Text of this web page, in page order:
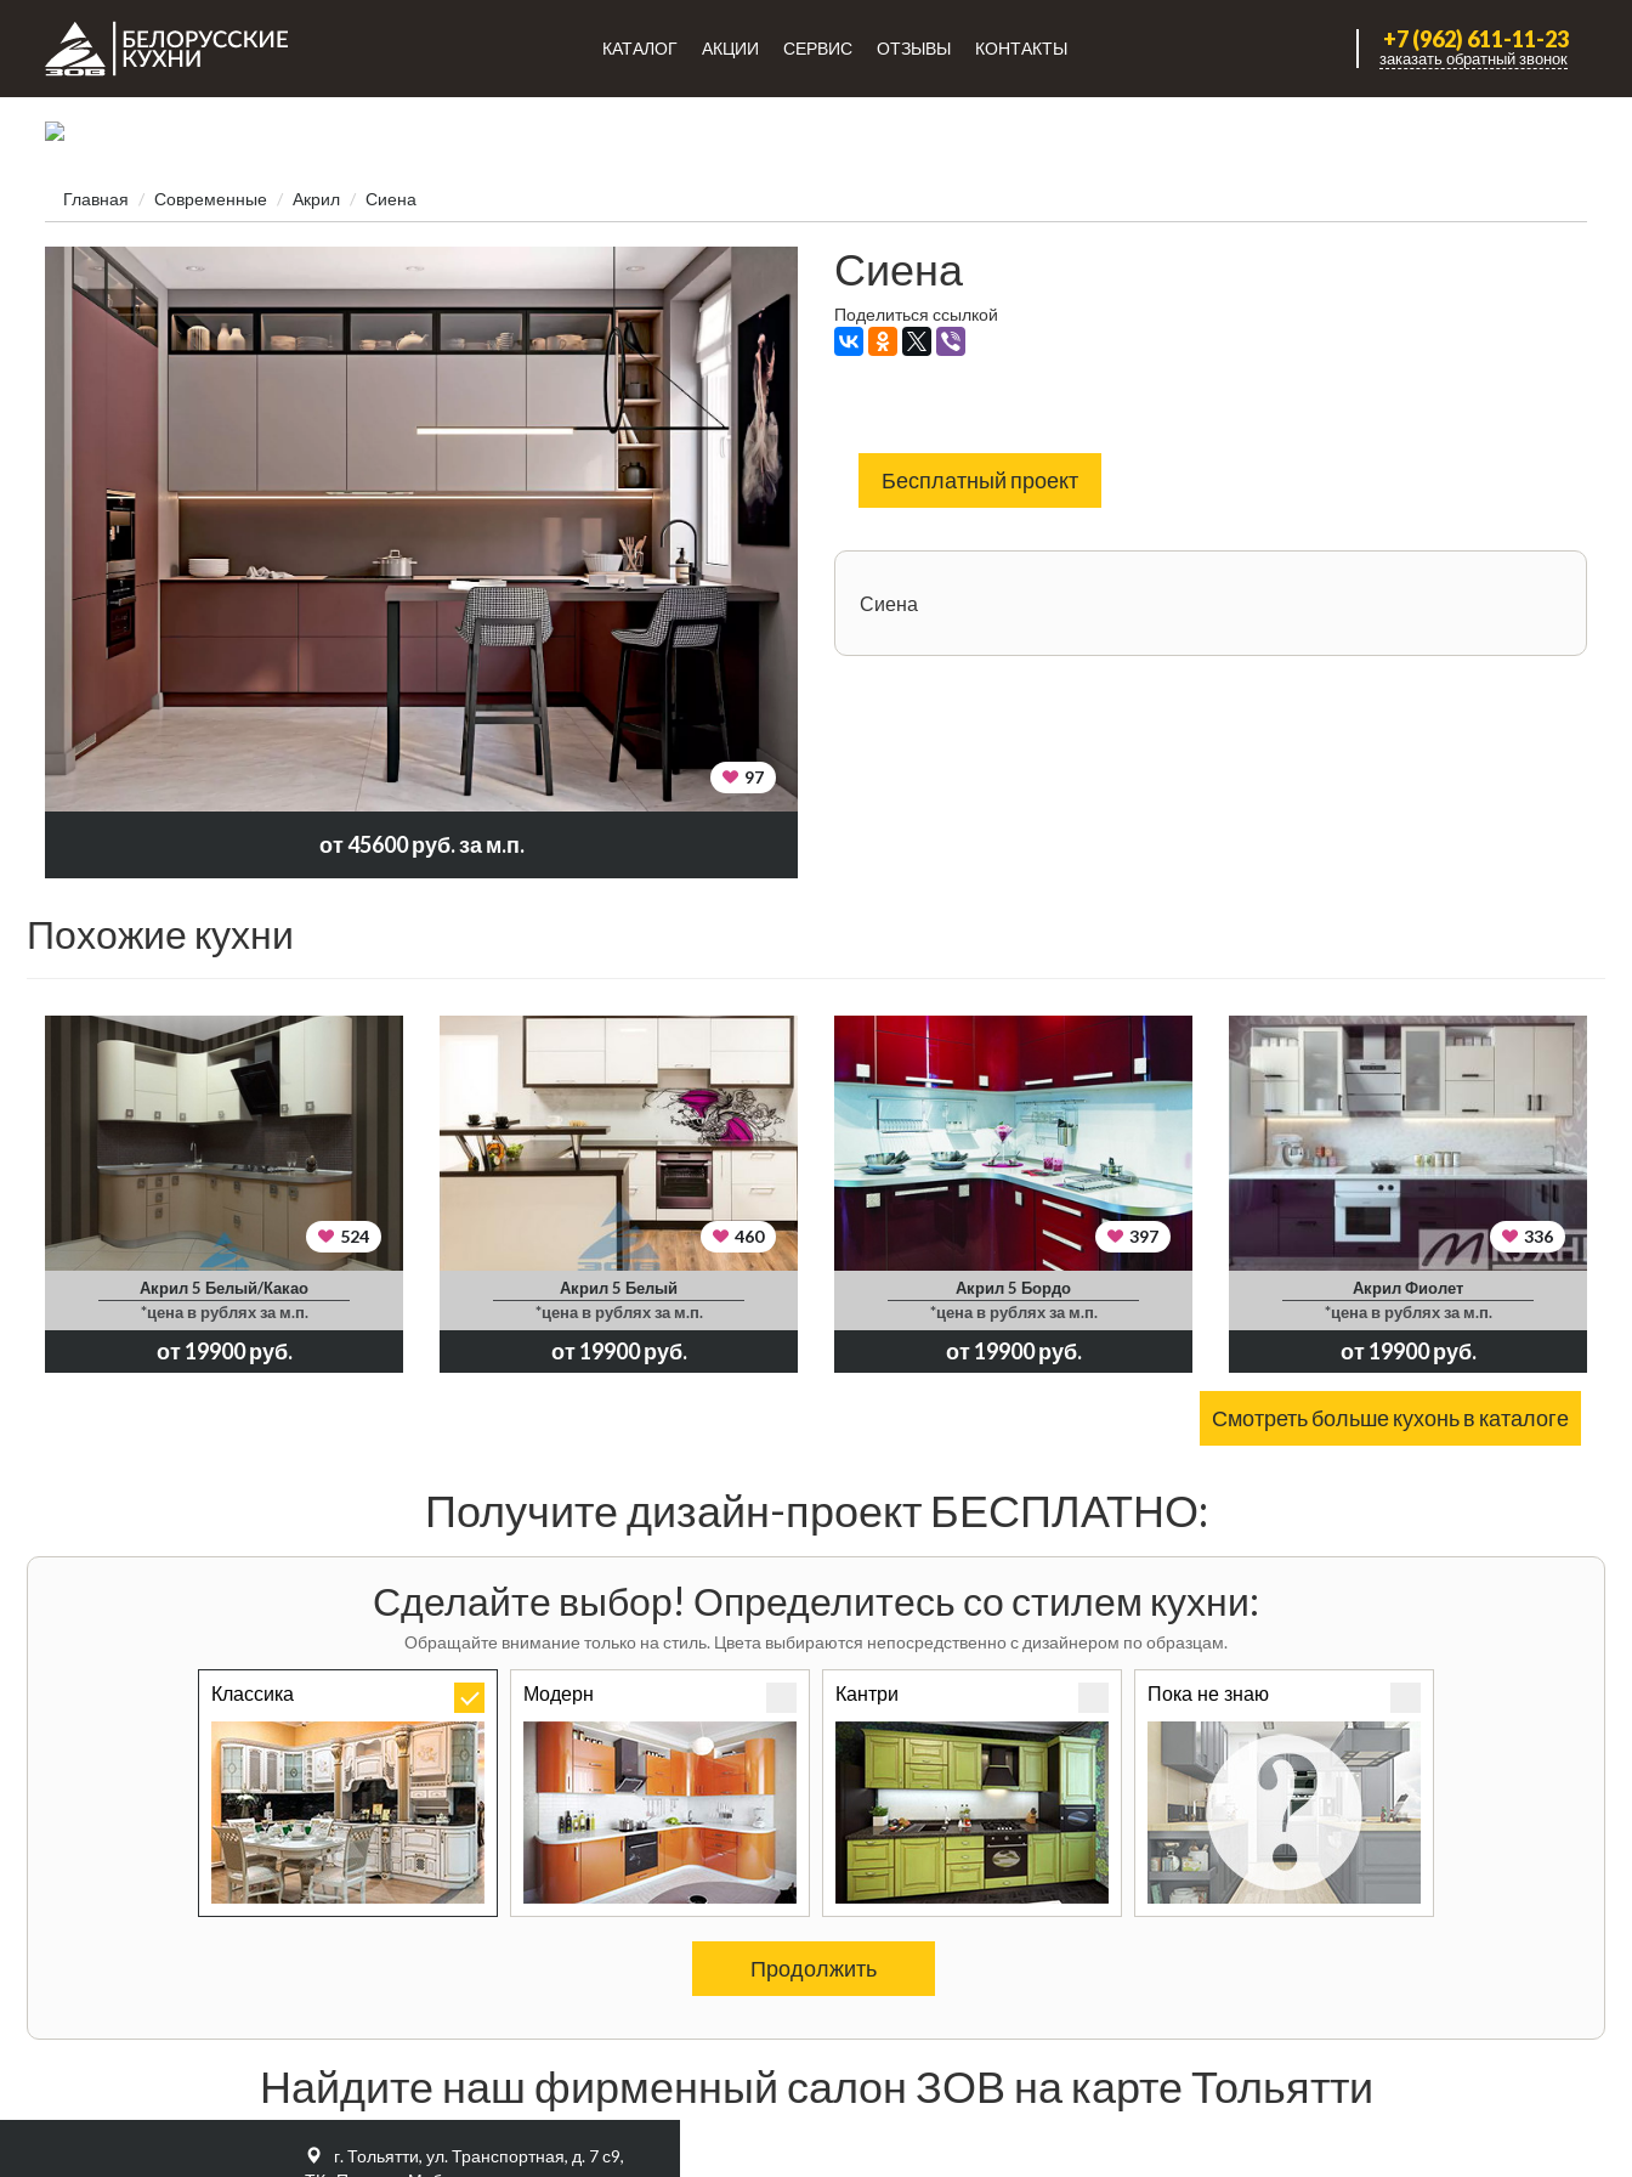
КАТАЛОГ АКЦИИ СЕРВИС ОТЗЫВЫ КОНТАКТЫ +7 (962) 611-11-23
заказать обратный звонок
Главная Современные Акрил Сиена
97
от 45600 руб. за м.п.
Сиена
Поделиться ссылкой
Бесплатный проект
Сиена
Похожие кухни
524
Акрил 5 Белый/Какао
*цена в рублях за м.п.
от 19900 руб.
460
Акрил 5 Белый
*цена в рублях за м.п.
от 19900 руб.
397
Акрил 5 Бордо
*цена в рублях за м.п.
от 19900 руб.
336
Акрил Фиолет
*цена в рублях за м.п.
от 19900 руб.
Смотреть больше кухонь в каталоге
Получите дизайн-проект БЕСПЛАТНО:
Сделайте выбор! Определитесь со стилем кухни:
Обращайте внимание только на стиль. Цвета выбираются непосредственно с дизайнером по образцам.
Классика Модерн Кантри Пока не знаю
Продолжить
Найдите наш фирменный салон ЗОВ на карте Тольятти
г. Тольятти, ул. Транспортная, д. 7 с9,